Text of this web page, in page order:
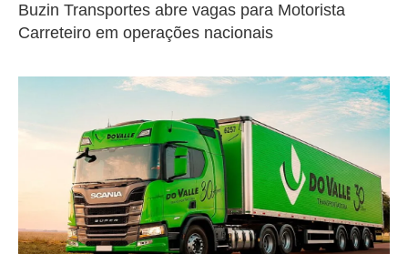
Buzin Transportes abre vagas para Motorista
Carreteiro em operações nacionais